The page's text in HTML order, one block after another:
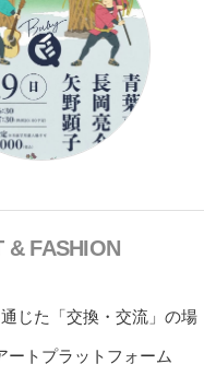
& FASHION
じた「交換・交流」の場
ートプラットフォーム